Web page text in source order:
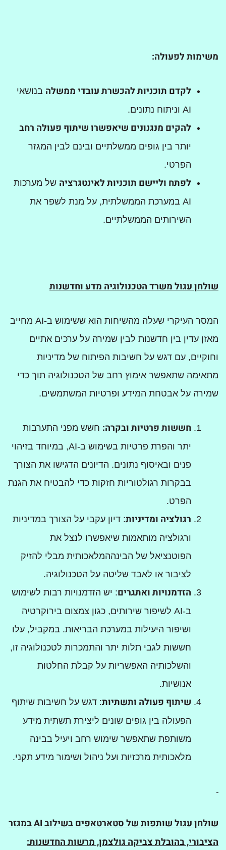
משימות לפעולה:
לקדם תוכניות להכשרת עובדי ממשלה בנושאי
AI וניתוח נתונים.
להקים מנגנונים שיאפשרו שיתוף פעולה רחב
יותר בין גופים ממשלתיים ובינם לבין המגזר
הפרטי.
לפתח וליישם תוכניות לאינטגרציה של מערכות
AI במערכת הממשלתית, על מנת לשפר את
השירותים הממשלתיים.
שולחן עגול משרד הטכנולוגיה מדע וחדשנות
המסר העיקרי שעלה מהשיחות הוא ששימוש ב-AI מחייב
מאזן עדין בין חדשנות לבין שמירה על ערכים אתיים
וחוקיים, עם דגש על חשיבות הפיתוח של מדיניות
מתאימה שתאפשר אימוץ רחב של הטכנולוגיה תוך כדי
שמירה על אבטחת המידע ופרטיות המשתמשים.
חששות פרטיות ובקרה: חשש מפני התערבות
יתר והפרת פרטיות בשימוש ב-AI, במיוחד בזיהוי
פנים ובאיסוף נתונים. הדיונים הדגישו את הצורך
בבקרות רגולטוריות חזקות כדי להבטיח את הגנת
הפרט.
רגולציה ומדיניות: דיון עקבי על הצורך במדיניות
ורגולציה מותאמות שיאפשרו לנצל את
הפוטנציאל של הבינההמלאכותית מבלי להזיק
לציבור או לאבד שליטה על הטכנולוגיה.
הזדמנויות ואתגרים: יש הזדמנויות רבות לשימוש
ב-AI לשיפור שירותים, כגון צמצום בירוקרטיה
ושיפור היעילות במערכת הבריאות. במקביל, עלו
חששות לגבי תלות יתר והתמכרות לטכנולוגיה זו,
והשלכותיה האפשריות על קבלת החלטות
אנושיות.
שיתוף פעולה ותשתיות: דגש על חשיבות שיתוף
הפעולה בין גופים שונים ליצירת תשתית מידע
משותפת שתאפשר שימוש רחב ויעיל בבינה
מלאכותית מרכזיות ועל ניהול ושימור מידע תקני.
שולחן עגול שותפות של סטארטאפים בשילובAIבמגזר
הציבורי, בהובלת צביקה גולצמן, מרשות החדשנות: